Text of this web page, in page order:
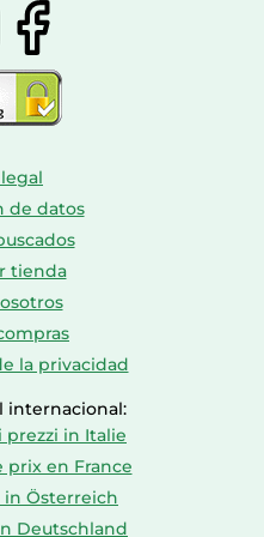
de datos
tienda
la privacidad
internacional:
prezzi in Italie
prix en France
Österreich
Deutschland